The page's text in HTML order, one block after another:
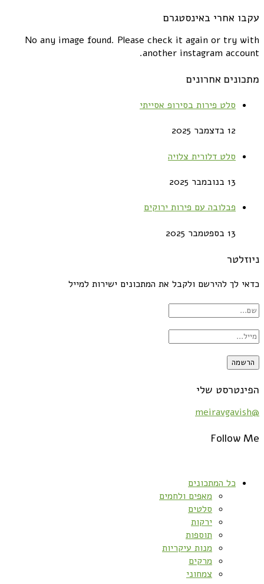
עקבו אחרי באינסטגרם
No any image found. Please check it again or try with
another instagram account.
מתכונים אחרונים
סלט פירות בסירופ אסייתי
12 בדצמבר 2025
סלט דלורית צלויה
13 בנובמבר 2025
פבלובה עם פירות ירוקים
13 בספטמבר 2025
ניוזלטר
כדאי לך להירשם ולקבל את המתכונים ישירות למייל
הפינטרסט שלי
@meiravgavish
Follow Me
כל המתכונים
מאפים ולחמים
סלטים
ירקות
תוספות
מנות עיקריות
מרקים
צמחוני